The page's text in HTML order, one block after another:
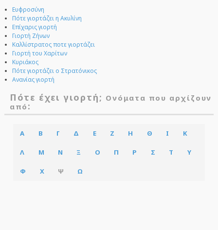
Ευφροσύνη
Πότε γιορτάζει η Ακυλίνη
Επίχαρις γιορτή
Γιορτή Ζήνων
Καλλίστρατος ποτε γιορτάζει
Γιορτή του Χαρίτων
Κυριάκος
Πότε γιορτάζει ο Στρατόνικος
Ανανίας γιορτή
Πότε έχει γιορτή; Ονόματα που αρχίζουν
από :
Α Β Γ Δ Ε Ζ Η Θ Ι Κ
Λ Μ Ν Ξ Ο Π Ρ Σ Τ Υ
Φ Χ Ψ Ω